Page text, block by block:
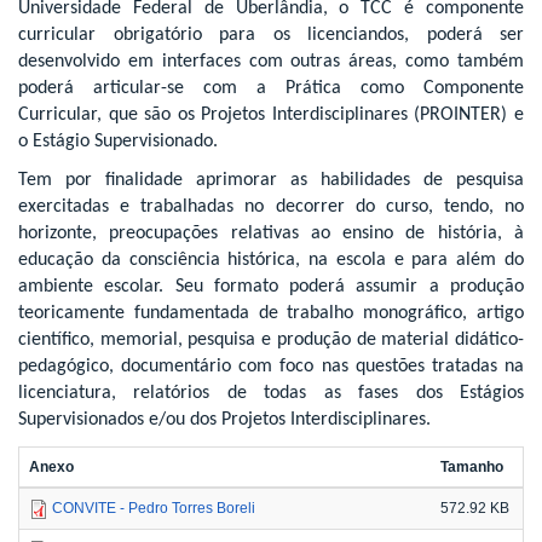
Universidade Federal de Uberlândia, o TCC é componente
curricular obrigatório para os licenciandos, poderá ser
desenvolvido em interfaces com outras áreas, como também
poderá articular-se com a Prática como Componente
Curricular, que são os Projetos Interdisciplinares (PROINTER) e
o Estágio Supervisionado.
Tem por finalidade aprimorar as habilidades de pesquisa
exercitadas e trabalhadas no decorrer do curso, tendo, no
horizonte, preocupações relativas ao ensino de história, à
educação da consciência histórica, na escola e para além do
ambiente escolar. Seu formato poderá assumir a produção
teoricamente fundamentada de trabalho monográfico, artigo
científico, memorial, pesquisa e produção de material didático-
pedagógico, documentário com foco nas questões tratadas na
licenciatura, relatórios de todas as fases dos Estágios
Supervisionados e/ou dos Projetos Interdisciplinares.
Anexo Tamanho
CONVITE - Pedro Torres Boreli 572.92 KB